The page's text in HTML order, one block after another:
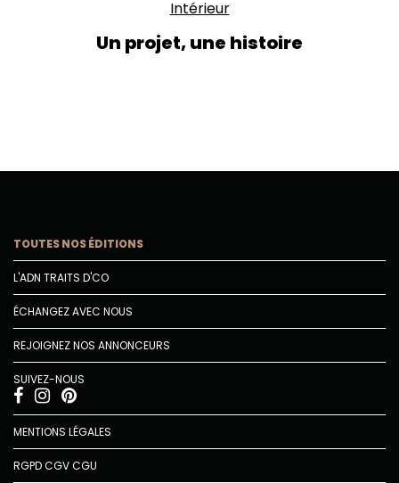
Intérieur
Un projet, une histoire
TOUTES NOS ÉDITIONS
L'ADN TRAITS D'CO
ÉCHANGEZ AVEC NOUS
REJOIGNEZ NOS ANNONCEURS
SUIVEZ-NOUS
MENTIONS LÉGALES
RGPDCGVCGU